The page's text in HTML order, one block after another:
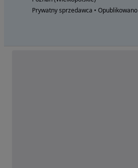
Prywatny sprzedawca • Opublikowano